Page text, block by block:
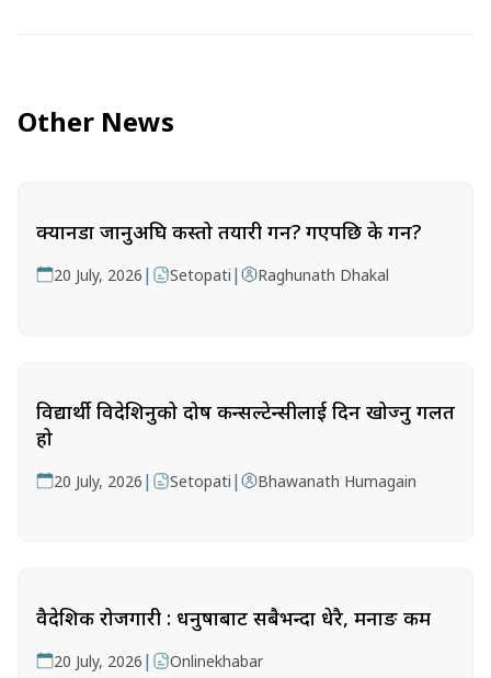
Other News
क्यानडा जानुअघि कस्तो तयारी गर्ने? गएपछि के गर्ने?
20 July, 2026 | Setopati | Raghunath Dhakal
विद्यार्थी विदेशिनुको दोष कन्सल्टेन्सीलाई दिन खोज्नु गलत
हो
20 July, 2026 | Setopati | Bhawanath Humagain
वैदेशिक रोजगारी : धनुषाबाट सबैभन्दा धेरै, मनाङ कम
20 July, 2026 | Onlinekhabar